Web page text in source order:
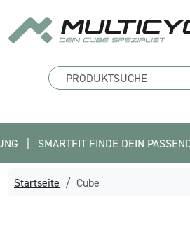
SMARTFIT FINDE DEIN PASSENDES
Startseite Cube